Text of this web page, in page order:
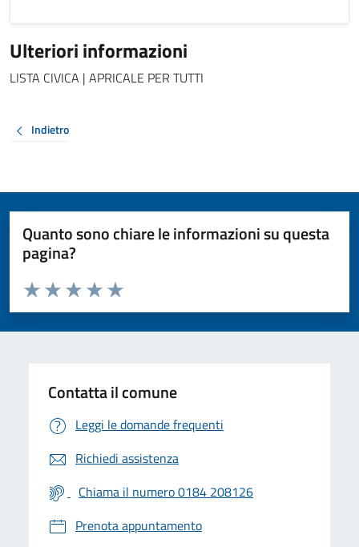
Ulteriori informazioni
LISTA CIVICA | APRICALE PER TUTTI
Indietro
Quanto sono chiare le informazioni su questa
pagina?
Valuta da 1 a 5 stelle la pagina
Valuta 5 stelle su 5
Valuta 4 stelle su 5
Valuta 3 stelle su 5
Valuta 2 stelle su 5
Valuta 1 stelle su 5
Contatta il comune
Leggi le domande frequenti
Richiedi assistenza
Chiama il numero 0184 208126
Prenota appuntamento